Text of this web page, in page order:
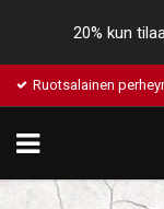
20% kun
Ruotsalainen